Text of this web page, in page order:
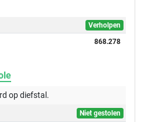
Verholpen
868.278
opdiefstal.
Niet gestolen